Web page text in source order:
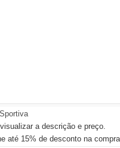
a descrição e preço.
até 15% de desconto na